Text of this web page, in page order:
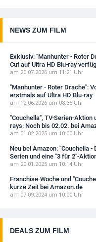
NEWS ZUM FILM
Exklusiv: "Manhunter - Roter
Cut auf Ultra HD Blu-ray
am 20.07.2026 um 11:21 Uhr
"Manhunter - Roter Drache":
erstmals auf Ultra HD Blu-ray
am 12.06.2026 um 08:35 Uhr
"Couchella", TV-Serien-Aktion
rays: Noch bis 02.02. bei
am 01.02.2025 um 10:00 Uhr
Neu bei Amazon: "Couchella
Serien und eine "3 für 2"-
am 20.01.2025 um 10:14 Uhr
Franchise-Woche und
kurze Zeit bei Amazon.de
am 07.09.2024 um 10:00 Uhr
DEALS ZUM FILM